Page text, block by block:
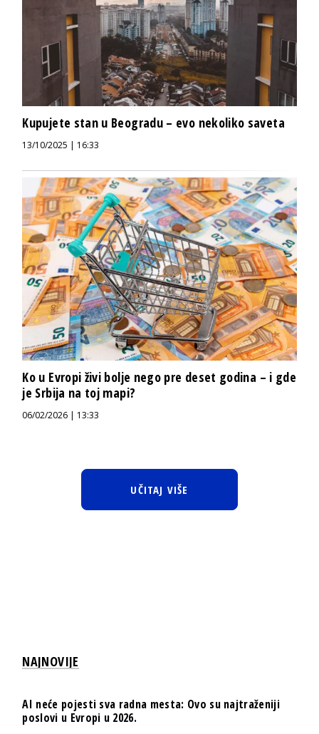
Kupujete stan u Beogradu – evo nekoliko saveta
13/10/2025 | 16:33
Ko u Evropi živi bolje nego pre deset godina – i gde
je Srbija na toj mapi?
06/02/2026 | 13:33
UČITAJ VIŠE
NAJNOVIJE
AI neće pojesti sva radna mesta: Ovo su najtraženiji
poslovi u Evropi u 2026.